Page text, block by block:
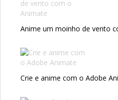
Anime um moinho de vento
Crie e anime com o Adobe